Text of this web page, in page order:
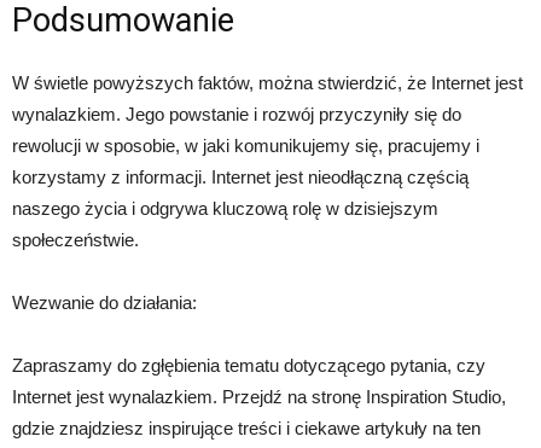
Podsumowanie
W świetle powyższych faktów, można stwierdzić, że Internet jest
wynalazkiem. Jego powstanie i rozwój przyczyniły się do
rewolucji w sposobie, w jaki komunikujemy się, pracujemy i
korzystamy z informacji. Internet jest nieodłączną częścią
naszego życia i odgrywa kluczową rolę w dzisiejszym
społeczeństwie.
Wezwanie do działania:
Zapraszamy do zgłębienia tematu dotyczącego pytania, czy
Internet jest wynalazkiem. Przejdź na stronę Inspiration Studio,
gdzie znajdziesz inspirujące treści i ciekawe artykuły na ten